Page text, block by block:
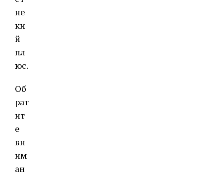
не
ки
й
пл
юс.
Об
рат
ит
е
вн
им
ан